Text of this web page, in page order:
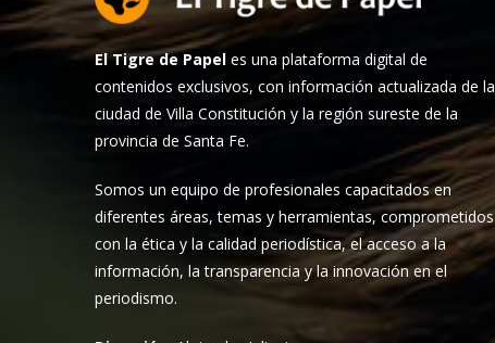
El Tigre de Papel es una plataforma digital de
contenidos exclusivos, con información actualizada de la
ciudad de Villa Constitución y la región sureste de la
provincia de Santa Fe.
Somos un equipo de profesionales capacitados en
diferentes áreas, temas y herramientas, comprometidos
con la ética y la calidad periodística, el acceso a la
información, la transparencia y la innovación en el
periodismo.